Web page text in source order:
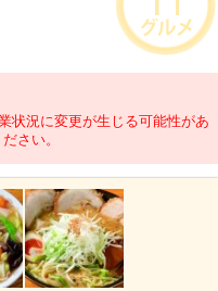
状況に変更が生じる可能性があ
さい。